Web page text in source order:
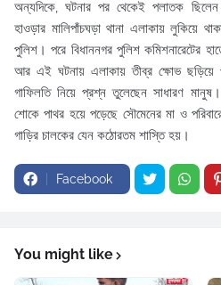
অন্যদিকে, ঘটনার পর থেকেই পলাতক
হাওড়ার মালিপাঁচঘড়া থানা এলাকায় লুকিয়ে
পুলিশ। পরে বিধাননগর পুলিশ কমিশনারেটের
আর এই ঘটনায় এলাকায় তীব্র ক্ষোভ ছড়িয়ে
গাফিলতি নিয়ে প্রশ্ন তুলেছেন সাধারণ
শোকে পাথর হয়ে পড়েছে সৌমেনের মা ও
গাড়ির চালকের যেন কঠোরতম শাস্তি হয়।
Facebook
You might like